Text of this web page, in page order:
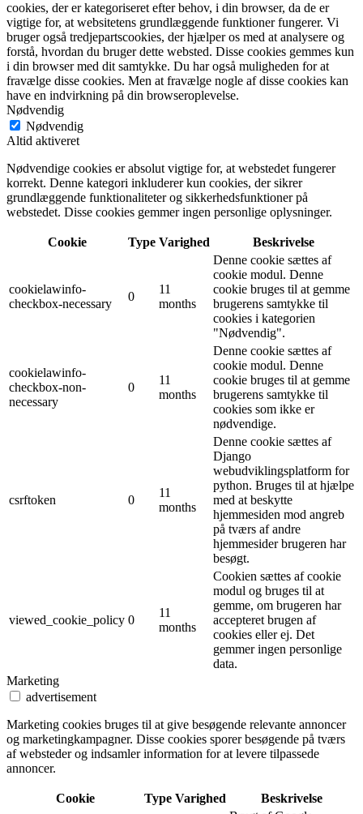
cookies, der er kategoriseret efter behov, i din browser, da de er
vigtige for, at websitetens grundlæggende funktioner fungerer. Vi
bruger også tredjepartscookies, der hjælper os med at analysere og
forstå, hvordan du bruger dette websted. Disse cookies gemmes kun
i din browser med dit samtykke. Du har også muligheden for at
fravælge disse cookies. Men at fravælge nogle af disse cookies kan
have en indvirkning på din browseroplevelse.
Nødvendig
Nødvendig
Altid aktiveret
Nødvendige cookies er absolut vigtige for, at webstedet fungerer
korrekt. Denne kategori inkluderer kun cookies, der sikrer
grundlæggende funktionaliteter og sikkerhedsfunktioner på
webstedet. Disse cookies gemmer ingen personlige oplysninger.
Cookie Type Varighed Beskrivelse
cookielawinfo-
checkbox-necessary
0
11
months
Denne cookie sættes af
cookie modul. Denne
cookie bruges til at gemme
brugerens samtykke til
cookies i kategorien
"Nødvendig".
cookielawinfo-
checkbox-non-
necessary
0
11
months
Denne cookie sættes af
cookie modul. Denne
cookie bruges til at gemme
brugerens samtykke til
cookies som ikke er
nødvendige.
csrftoken 0
11
months
Denne cookie sættes af
Django
webudviklingsplatform for
python. Bruges til at hjælpe
med at beskytte
hjemmesiden mod angreb
på tværs af andre
hjemmesider brugeren har
besøgt.
viewed_cookie_policy 0
11
months
Cookien sættes af cookie
modul og bruges til at
gemme, om brugeren har
accepteret brugen af ​​
cookies eller ej. Det
gemmer ingen personlige
data.
Marketing
advertisement
Marketing cookies bruges til at give besøgende relevante annoncer
og marketingkampagner. Disse cookies sporer besøgende på tværs
af websteder og indsamler information for at levere tilpassede
annoncer.
Cookie Type Varighed Beskrivelse